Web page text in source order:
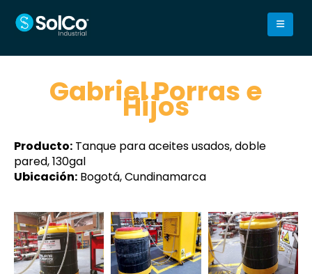
Gabriel Porras e
Hijos
Producto: Tanque para aceites usados, doble
pared, 130gal
Ubicación: Bogotá, Cundinamarca